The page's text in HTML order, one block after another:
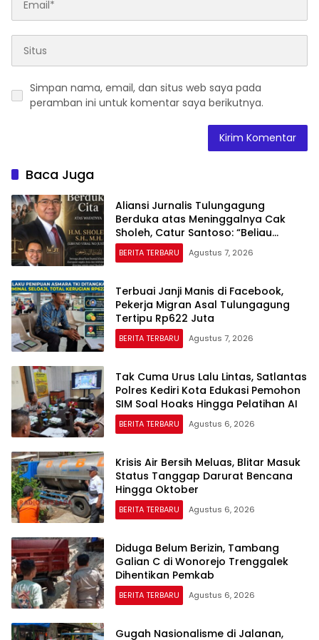
Simpan nama, email, dan situs web saya pada
peramban ini untuk komentar saya berikutnya.
Baca Juga
Aliansi Jurnalis Tulungagung
Berduka atas Meninggalnya Cak
Sholeh, Catur Santoso: “Beliau
Pejuang Keadilan yang Vokal”
BERITA TERBARU Agustus 7, 2026
Terbuai Janji Manis di Facebook,
Pekerja Migran Asal Tulungagung
Tertipu Rp622 Juta
BERITA TERBARU Agustus 7, 2026
Tak Cuma Urus Lalu Lintas, Satlantas
Polres Kediri Kota Edukasi Pemohon
SIM Soal Hoaks Hingga Pelatihan AI
BERITA TERBARU Agustus 6, 2026
Krisis Air Bersih Meluas, Blitar Masuk
Status Tanggap Darurat Bencana
Hingga Oktober
BERITA TERBARU Agustus 6, 2026
Diduga Belum Berizin, Tambang
Galian C di Wonorejo Trenggalek
Dihentikan Pemkab
BERITA TERBARU Agustus 6, 2026
Gugah Nasionalisme di Jalanan,